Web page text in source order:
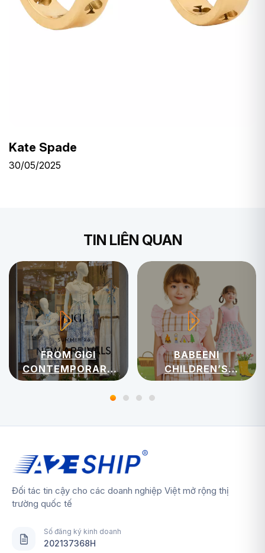
Kate Spade
30/05/2025
TIN LIÊN QUAN
FROM GIGI
CONTEMPORARY
WOMENSWEAR
BABEENI
CHILDREN’S
APPAREL
Đối tác tin cậy cho các doanh nghiệp Việt mở rộng thị
trường quốc tế
Số đăng ký kinh doanh
202137368H